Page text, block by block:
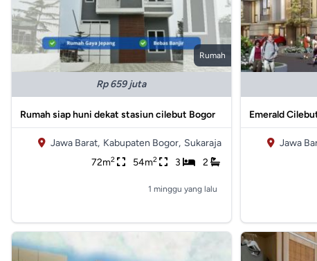
Rumah
Rp 659 juta
Rumah siap huni dekat stasiun cilebut Bogor
Jawa Barat, Kabupaten Bogor, Sukaraja
72m2 54m2 3 2
1 minggu yang lalu
Emerald
Jawa